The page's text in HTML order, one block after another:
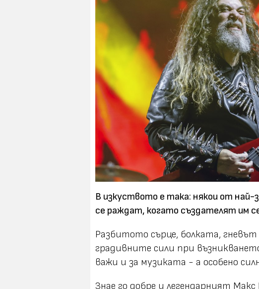
В изкуството е така: някои от
се раждат, когато създателят им
Разбитото сърце, болката,
градивните сили при
важи и за музиката - а особено
Знае го добре и легендарният